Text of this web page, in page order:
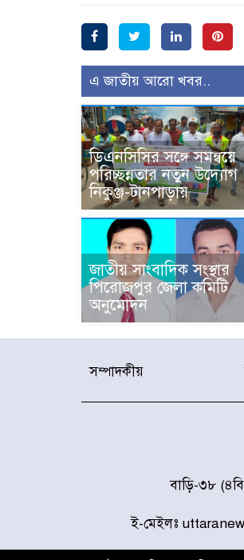
এ জাতীয় আরো খবর..
ডিএনসিসির সঙ্গে সমন্বয়ে
পরিচ্ছন্নতার নতুন উদ্যোগ
নিকুঞ্জ-টানপাড়ায়
জাতীয় সাংবাদিক সংস্থার
পিরোজপুর জেলা কমিটি
অনুমোদন
সম্পাদকীয়
বাড়ি-৩৮
ই-মেইলঃ